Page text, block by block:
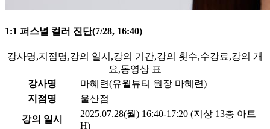
1:1 퍼스널 컬러 진단(7/28, 16:40)
강사명,지점명,강의 일시,강의 기간,강의 횟수,수강료,강의 개
요,동영상 표
강사명
마혜련(유월뷰티 원장 마혜련)
지점명
울산점
강의 일시
2025.07.28(월) 16:40-17:20 (지상 13층 아트
H)